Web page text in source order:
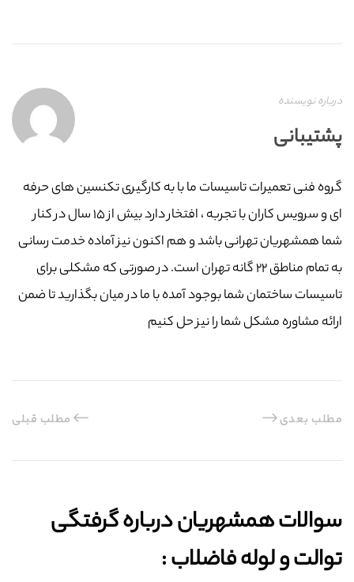
درباره نویسنده
پشتیبانی
گروه فنی تعمیرات تاسیسات ما با به‌ کارگیری تکنسین های حرفه
ای و سرویس کاران با تجربه ، افتخار دارد بیش از ۱۵ سال در کنار
شما همشهریان تهرانی باشد و هم اکنون نیز آماده خدمت رسانی
به تمام مناطق ۲۲ گانه تهران است. در صورتی که مشکلی برای
تاسیسات ساختمان شما بوجود آمده با ما در میان بگذارید تا ضمن
ارائه مشاوره مشکل شما را نیز حل کنیم
مطلب قبلی مطلب بعدی
سوالات همشهریان درباره گرفتگی
توالت و لوله فاضلاب :‌